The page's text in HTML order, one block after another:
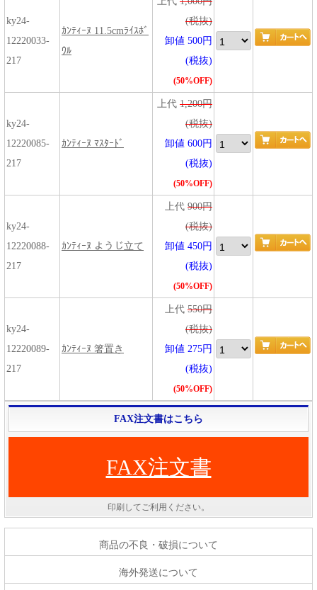
ky24-
12220033-
217
ｶﾝﾃｨｰﾇ 11.5cmﾗｲｽﾎﾞ
ｳﾙ
(税抜)
卸値 500円
(税抜)
(50%OFF)
ky24-
12220085-
217
ｶﾝﾃｨｰﾇ ﾏｽﾀｰﾄﾞ
上代 1,200円
(税抜)
卸値 600円
(税抜)
(50%OFF)
ky24-
12220088-
217
ｶﾝﾃｨｰﾇ ようじ立て
上代 900円
(税抜)
卸値 450円
(税抜)
(50%OFF)
ky24-
12220089-
217
ｶﾝﾃｨｰﾇ 箸置き
上代 550円
(税抜)
卸値 275円
(税抜)
(50%OFF)
FAX注文書はこちら
FAX注文書
印刷してご利用ください。
商品の不良・破損について
海外発送について